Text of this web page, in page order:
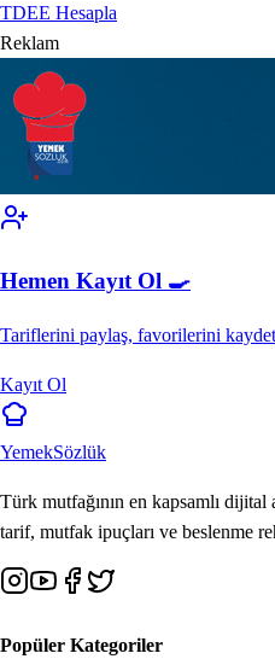
TDEE Hesapla
Reklam
Hemen Kayıt Ol 🍳
Tariflerini paylaş, favorilerini
Kayıt Ol
YemekSözlük
Türk mutfağının en kapsamlı
tarif, mutfak ipuçları ve beslenme
Popüler Kategoriler